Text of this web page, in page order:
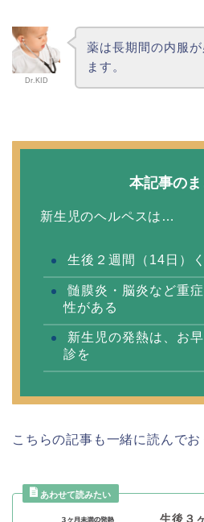
Dr.KID
薬は長期間の内服
ます。
本記事の
新生児のヘルペスは…
生後２週間（14日）
髄膜炎・脳炎など重
性がある
新生児の発熱は、お
診を
こちらの記事も一緒に読んでお
生後３